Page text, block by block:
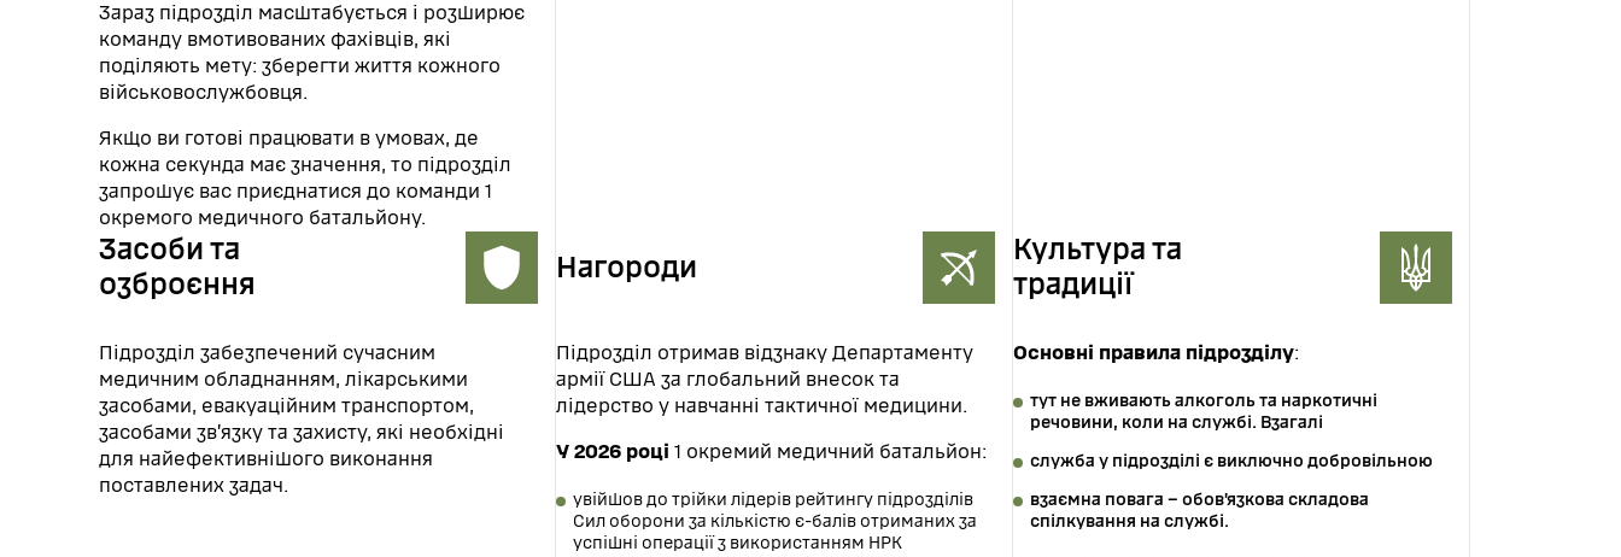
Зараз підрозділ масштабується і розширює
команду вмотивованих фахівців, які
поділяють мету: зберегти життя кожного
військовослужбовця.
Якщо ви готові працювати в умовах, де
кожна секунда має значення, то підрозділ
запрошує вас приєднатися до команди 1
окремого медичного батальйону.
Засоби та
озброєння
Підрозділ забезпечений сучасним
медичним обладнанням, лікарськими
засобами, евакуаційним транспортом,
засобами зв’язку та захисту, які необхідні
для найефективнішого виконання
поставлених задач.
Нагороди
Підрозділ отримав відзнаку Департаменту
армії США за глобальний внесок та
лідерство у навчанні тактичної медицини.
У 2026 році 1 окремий медичний батальйон:
увійшов до трійки лідерів рейтингу підрозділів
Сил оборони за кількістю є-балів отриманих за
успішні операції з використанням НРК
Культура та
традиції
Основні правила підрозділу:
тут не вживають алкоголь та наркотичні
речовини, коли на службі. Взагалі
служба у підрозділі є виключно добровільною
взаємна повага – обов’язкова складова
спілкування на службі.